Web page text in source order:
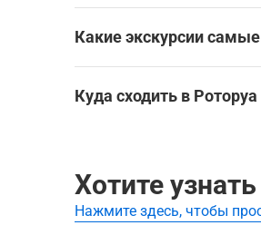
Роторуа
Роторуа
Роторуа
Посмотреть все
Посмотреть все
Какие экскурсии
Waiotapu Thermal
Куда сходить в
Посмотреть все
Хотите
Нажмите здесь, чтобы